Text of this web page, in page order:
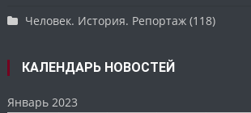
Человек. История. Репортаж (118)
КАЛЕНДАРЬ НОВОСТЕЙ
Январь 2023